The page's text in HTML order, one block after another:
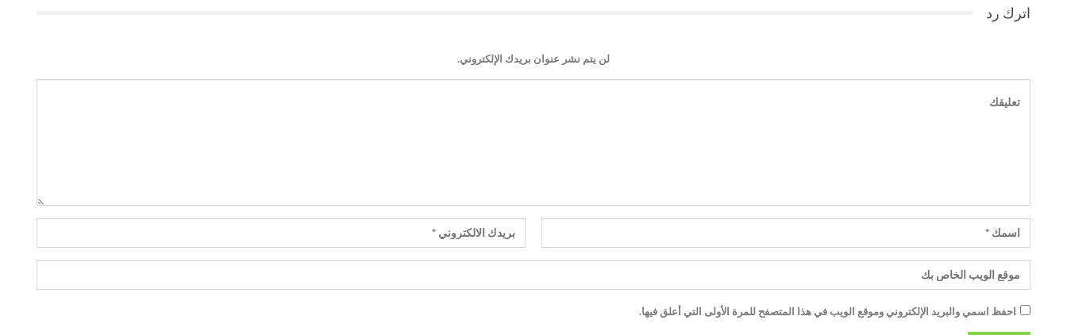
اترك رد
لن يتم نشر عنوان بريدك الإلكتروني.
احفظ اسمي والبريد الإلكتروني وموقع الويب في هذا المتصفح للمرة الأولى التي أعلق فيها.